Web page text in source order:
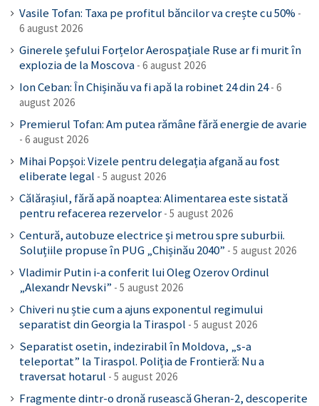
Vasile Tofan: Taxa pe profitul băncilor va crește cu 50%
6 august 2026
Ginerele șefului Forțelor Aerospațiale Ruse ar fi murit în
explozia de la Moscova 6 august 2026
Ion Ceban: În Chișinău va fi apă la robinet 24 din 24 6
august 2026
Premierul Tofan: Am putea rămâne fără energie de avarie
6 august 2026
Mihai Popșoi: Vizele pentru delegația afgană au fost
eliberate legal
5 august 2026
Călărașiul, fără apă noaptea: Alimentarea este sistată
pentru refacerea rezervelor 5 august 2026
Centură, autobuze electrice și metrou spre suburbii.
Soluțiile propuse în PUG „Chișinău 2040”
5 august 2026
Vladimir Putin i-a conferit lui Oleg Ozerov Ordinul
„Alexandr Nevski”
5 august 2026
Chiveri nu știe cum a ajuns exponentul regimului
separatist din Georgia la Tiraspol
5 august 2026
Separatist osetin, indezirabil în Moldova, „s-a
teleportat” la Tiraspol. Poliția de Frontieră: Nu a
traversat hotarul
5 august 2026
Fragmente dintr-o dronă rusească Gheran-2, descoperite